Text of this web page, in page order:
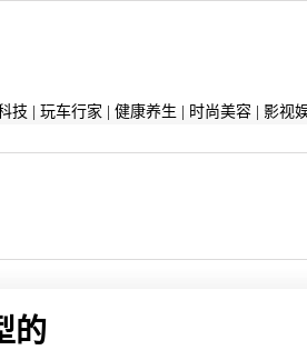
技 玩车行家 健康养生 时尚美容| 影视
的